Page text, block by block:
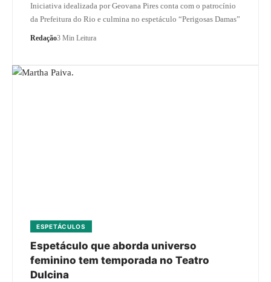
Iniciativa idealizada por Geovana Pires conta com o patrocínio
da Prefeitura do Rio e culmina no espetáculo “Perigosas Damas”
Redação3 Min Leitura
ESPETÁCULOS
Espetáculo que aborda universo
feminino tem temporada no Teatro
Dulcina